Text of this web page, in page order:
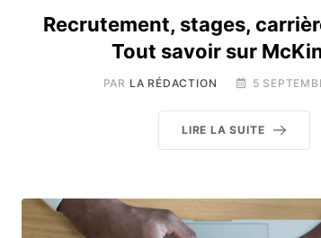
Recrutement, stages,
Tout savoir sur
PAR LA RÉDACTION 5
LIRE LA SUITE